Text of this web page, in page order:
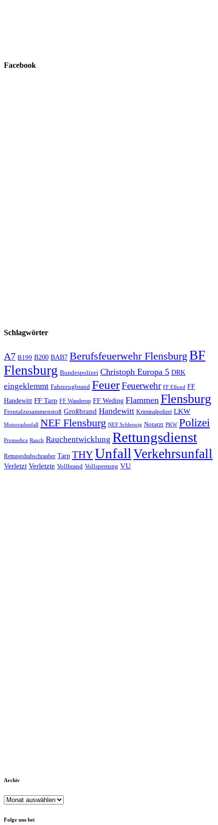
Facebook
Schlagwörter
A7 B199 B200 BAB7 Berufsfeuerwehr Flensburg BF
Flensburg Bundespolizei Christoph Europa 5 DRK
eingeklemmt Fahrzeugbrand FeuerFeuerwehr FF Ellund FF
Handewitt FF Tarp FF Wanderup FF Weding Flammen Flensburg
Frontalzusammenstoß Großbrand Handewitt Kriminalpolizei LKW
Motorradunfall NEF Flensburg NEF Schleswig Notarzt PKW Polizei
Promedica Rauch Rauchentwicklung Rettungsdienst
Rettungshubschrauber Tarp THYUnfall Verkehrsunfall
Verletzt Verletzte Vollbrand Vollsperrung VU
Archiv
Archiv
Folge uns bei